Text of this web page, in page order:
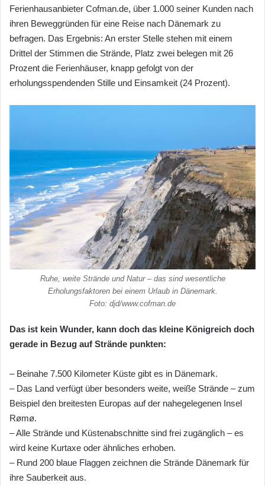
Ferienhausanbieter Cofman.de, über 1.000 seiner Kunden nach
ihren Beweggründen für eine Reise nach Dänemark zu
befragen. Das Ergebnis: An erster Stelle stehen mit einem
Drittel der Stimmen die Strände, Platz zwei belegen mit 26
Prozent die Ferienhäuser, knapp gefolgt von der
erholungsspendenden Stille und Einsamkeit (24 Prozent).
Ruhe, weite Strände und Natur – das sind wesentliche
Erholungsfaktoren bei einem Urlaub in Dänemark.
Foto: djd/www.cofman.de
Das ist kein Wunder, kann doch das kleine Königreich doch
gerade in Bezug auf Strände punkten:
– Beinahe 7.500 Kilometer Küste gibt es in Dänemark.
– Das Land verfügt über besonders weite, weiße Strände – zum
Beispiel den breitesten Europas auf der nahegelegenen Insel
Rømø.
– Alle Strände und Küstenabschnitte sind frei zugänglich – es
wird keine Kurtaxe oder ähnliches erhoben.
– Rund 200 blaue Flaggen zeichnen die Strände Dänemark für
ihre Sauberkeit aus.